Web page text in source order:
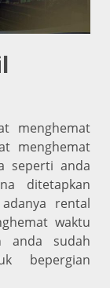
menghemat
menghemat
seperti anda
ditetapkan
rental
waktu
anda sudah
bepergian